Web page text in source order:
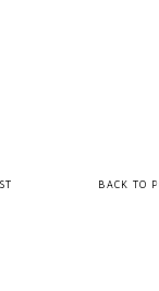
BACK TO